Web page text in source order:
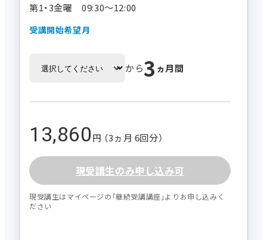
第1・3金曜 09:30～12:00
受講開始希望月
から3 ヵ月間
13,860円 （3ヵ月 6回分）
現受講生のみ申し込み可
現受講生はマイページの｢継続受講講座｣よりお申し込みく
ださい